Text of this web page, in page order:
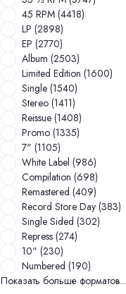
45 RPM (4418)
LP (2898)
EP (2770)
Album (2503)
Limited Edition (1600)
Single (1540)
Stereo (1411)
Reissue (1408)
Promo (1335)
7" (1105)
White Label (986)
Compilation (698)
Remastered (409)
Record Store Day (383)
Single Sided (302)
Repress (274)
10" (230)
Numbered (190)
Показать больше форматов...